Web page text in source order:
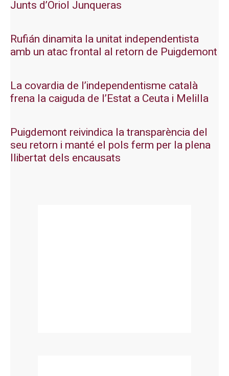
Junts d’Oriol Junqueras
Rufián dinamita la unitat independentista
amb un atac frontal al retorn de Puigdemont
La covardia de l’independentisme català
frena la caiguda de l’Estat a Ceuta i Melilla
Puigdemont reivindica la transparència del
seu retorn i manté el pols ferm per la plena
llibertat dels encausats